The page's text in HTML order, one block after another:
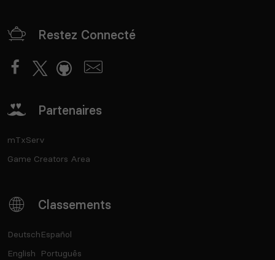
Restez Connecté
Partenaires
mTxServ
Game Creators Area
Classements
Deutsch
English
Español
Português